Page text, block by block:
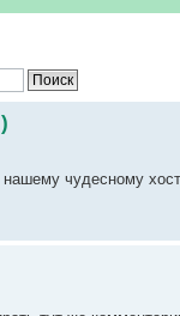
чудесному